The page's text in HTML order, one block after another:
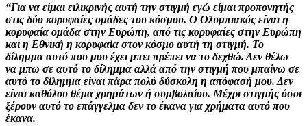
“Για να είμαι ειλικρινής αυτή την στιγμή εγώ είμαι προπονητής
στις δύο κορυφαίες ομάδες του κόσμου. Ο Ολυμπιακός είναι η
κορυφαία ομάδα στην Ευρώπη, από τις κορυφαίες στην Ευρώπη
και η Εθνική η κορυφαία στον κόσμο αυτή τη στιγμή. Το
δίλημμα αυτό που μου έχει μπει πρέπει να το δεχθώ. Δεν θέλω
να μπω σε αυτό το δίλημμα αλλά από την στιγμή που μπαίνω σε
αυτό το δίλημμα είναι πάρα πολύ δύσκολη η απόφασή μου. Δεν
είναι καθόλου θέμα χρημάτων ή συμβολαίου. Μέχρι στιγμής όσοι
ξέρουν αυτό το επάγγελμα δεν το έκανα για χρήματα αυτό που
έκανα.